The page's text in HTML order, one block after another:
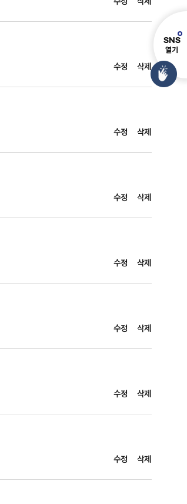
SNS
열기
수정 삭제
수정 삭제
수정 삭제
수정 삭제
수정 삭제
수정 삭제
수정 삭제